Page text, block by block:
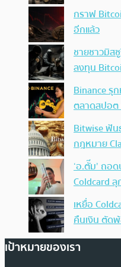
กราฟ
อีกแล้ว
ชายชาวมิส
ลงทุน
Binance รุ
ตลาดสปอ
Bitwise ฟัน
กฎหมาย
‘อ.ตั๊ม’ ถอ
Coldcard
เหยื่อ
คืนเงิน ตัด
เป้าหมายของเรา